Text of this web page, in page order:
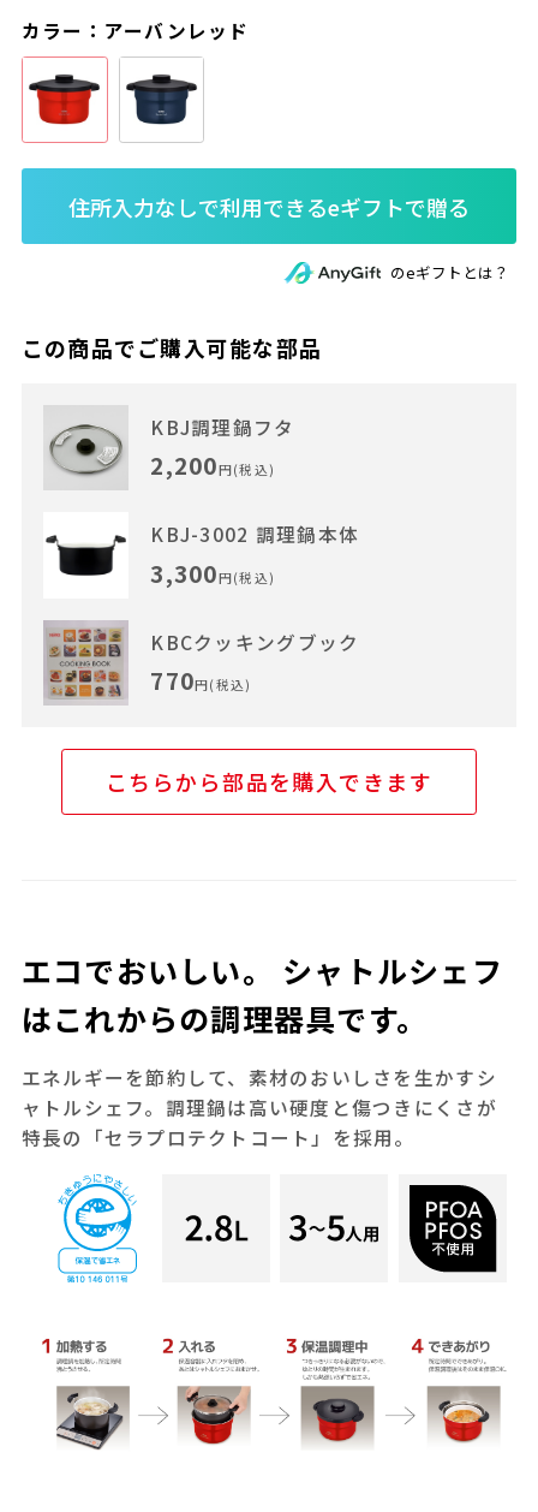
カラー：アーバンレッド
のeギフトとは？
この商品でご購入可能な部品
KBJ調理鍋フタ
2,200円(税込)
KBJ-3002 調理鍋本体
3,300円(税込)
KBCクッキングブック
770円(税込)
こちらから部品を購入できます
エコでおいしい。 シャトルシェフ
はこれからの調理器具です。
エネルギーを節約して、素材のおいしさを生かすシ
ャトルシェフ。調理鍋は高い硬度と傷つきにくさが
特長の「セラプロテクトコート」を採用。